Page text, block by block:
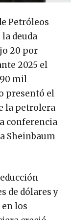
Petróleos
deuda
20 por
2025 el
mil
presentó el
la petrolera
conferencia
Sheinbaum
de dólares y
los